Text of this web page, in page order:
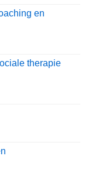
en
therapie